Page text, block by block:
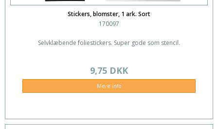
Stickers, blomster, 1 ark. Sort
170097
Selvklæbende foliestickers. Super gode som stencil.
9,75 DKK
Mere info